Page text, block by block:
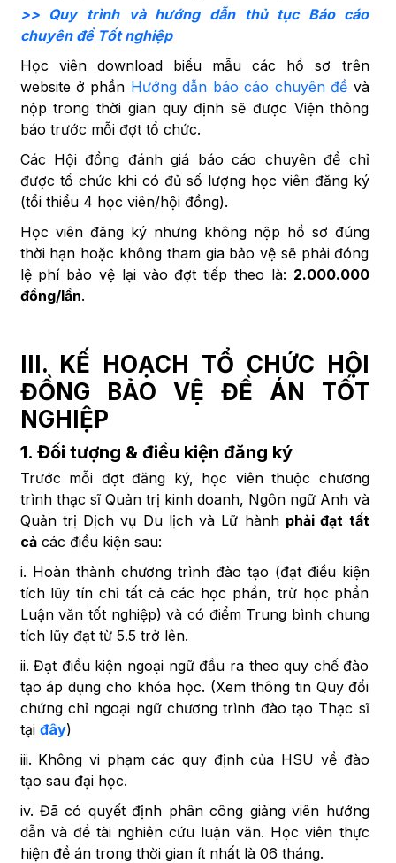
>> Quy trình và hướng dẫn thủ tục Báo cáo
chuyên đề Tốt nghiệp
Học viên download biểu mẫu các hồ sơ trên
website ở phần Hướng dẫn báo cáo chuyên đề và
nộp trong thời gian quy định sẽ được Viện thông
báo trước mỗi đợt tổ chức.
Các Hội đồng đánh giá báo cáo chuyên đề chỉ
được tổ chức khi có đủ số lượng học viên đăng ký
(tổi thiểu 4 học viên/hội đồng).
Học viên đăng ký nhưng không nộp hồ sơ đúng
thời hạn hoặc không tham gia bảo vệ sẽ phải đóng
lệ phí bảo vệ lại vào đợt tiếp theo là: 2.000.000
đồng/lần.
III. KẾ HOẠCH TỔ CHỨC HỘI
ĐỒNG BẢO VỆ ĐỀ ÁN TỐT
NGHIỆP
1. Đối tượng & điều kiện đăng ký
Trước mỗi đợt đăng ký, học viên thuộc chương
trình thạc sĩ Quản trị kinh doanh, Ngôn ngữ Anh và
Quản trị Dịch vụ Du lịch và Lữ hành phải đạt tất
cảcác điều kiện sau:
i. Hoàn thành chương trình đào tạo (đạt điều kiện
tích lũy tín chỉ tất cả các học phần, trừ học phần
Luận văn tốt nghiệp) và có điểm Trung bình chung
tích lũy đạt từ 5.5 trở lên.
ii. Đạt điều kiện ngoại ngữ đầu ra theo quy chế đào
tạo áp dụng cho khóa học. (Xem thông tin Quy đổi
chứng chỉ ngoại ngữ chương trình đào tạo Thạc sĩ
tại đây)
iii. Không vi phạm các quy định của HSU về đào
tạo sau đại học.
iv. Đã có quyết định phân công giảng viên hướng
dẫn và đề tài nghiên cứu luận văn. Học viên thực
hiện đề án trong thời gian ít nhất là 06 tháng.